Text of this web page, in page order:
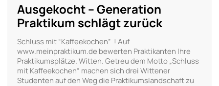
Ausgekocht – Generation
Praktikum schlägt zurück
Schluss mit “Kaffeekochen” ! Auf
www.meinpraktikum.de bewerten Praktikanten Ihre
Praktikumsplätze. Witten. Getreu dem Motto „Schluss
mit Kaffeekochen“ machen sich drei Wittener
Studenten auf den Weg die Praktikumslandschaft zu